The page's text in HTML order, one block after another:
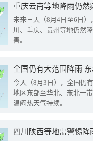
重庆云南等地降雨仍然
未来三天（8月4日至6日
川、重庆、贵州等地仍然
害。
全国仍有大范围降雨
今天（8月3日），全国仍
地区东部至华北、东北一
温闷热天气持续。